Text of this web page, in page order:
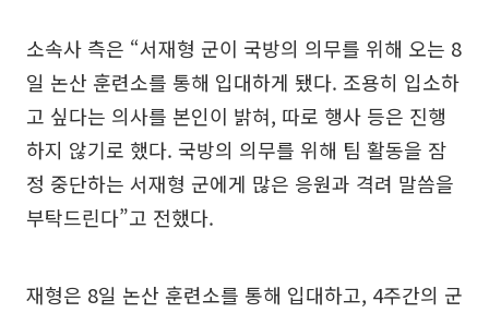
소속사 측은 “서재형 군이 국방의 의무를 위해 오는 8
일 논산 훈련소를 통해 입대하게 됐다. 조용히 입소하
고 싶다는 의사를 본인이 밝혀, 따로 행사 등은 진행
하지 않기로 했다. 국방의 의무를 위해 팀 활동을 잠
정 중단하는 서재형 군에게 많은 응원과 격려 말씀을
부탁드린다”고 전했다.
재형은 8일 논산 훈련소를 통해 입대하고, 4주간의 군